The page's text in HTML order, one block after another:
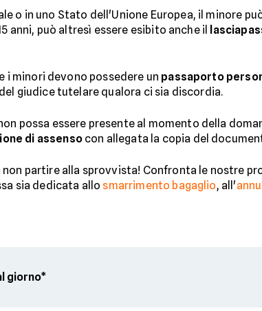
o in uno Stato dell'Unione Europea, il minore
anni, può altresì essere esibito anche il
minori devono possedere un passaporto
giudice tutelare qualora ci sia discordia.
possa essere presente al momento della
di assensocon allegata la copia del
partire alla sprovvista! Confronta le nostre
sia dedicata allo smarrimento bagaglio, all'
giorno*